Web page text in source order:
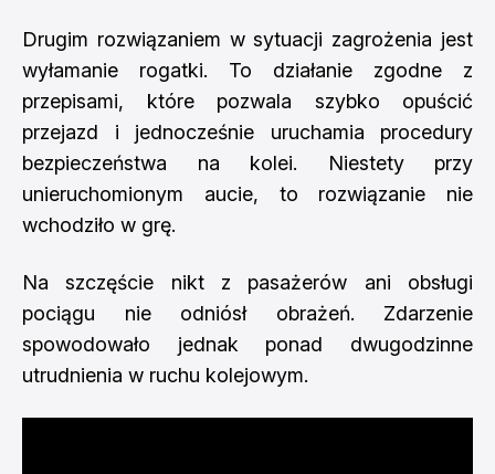
Drugim rozwiązaniem w sytuacji zagrożenia jest
wyłamanie rogatki. To działanie zgodne z
przepisami, które pozwala szybko opuścić
przejazd i jednocześnie uruchamia procedury
bezpieczeństwa na kolei. Niestety przy
unieruchomionym aucie, to rozwiązanie nie
wchodziło w grę.
Na szczęście nikt z pasażerów ani obsługi
pociągu nie odniósł obrażeń. Zdarzenie
spowodowało jednak ponad dwugodzinne
utrudnienia w ruchu kolejowym.